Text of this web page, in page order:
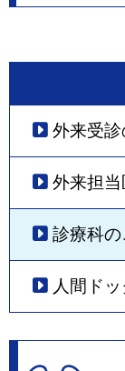
外来受
外来担当
診療科の
人間ドッ